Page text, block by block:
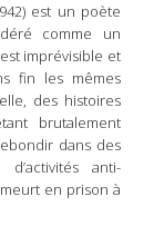
est un poète
comme un
imprévisible et
fin les mêmes
des histoires
brutalement
dans des
anti-
en prison à